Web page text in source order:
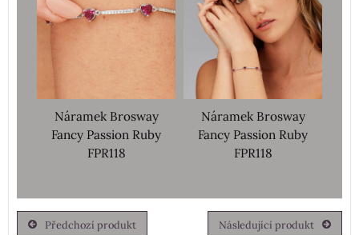
Náramek Brosway
Fancy Passion Ruby
FPR118
Náramek Brosway
Fancy Passion Ruby
FPR118
Předchozí produkt Následující produkt